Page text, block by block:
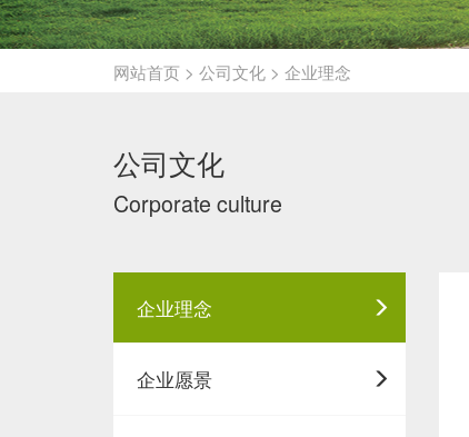
网站首页 > 公司文化 > 企业理念
公司文化
Corporate culture
企业理念
企业愿景